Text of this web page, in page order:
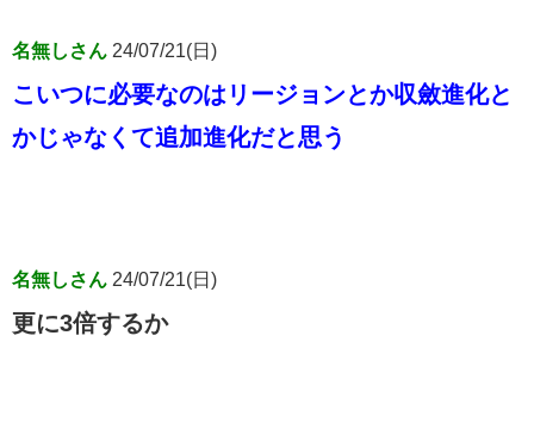
名無しさん 24/07/21(日)
こいつに必要なのはリージョンとか収斂進化と
かじゃなくて追加進化だと思う
名無しさん 24/07/21(日)
更に3倍するか